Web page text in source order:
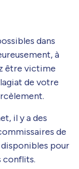
dans
à
être victime
de votre
il y a des
de
pour
conflits.